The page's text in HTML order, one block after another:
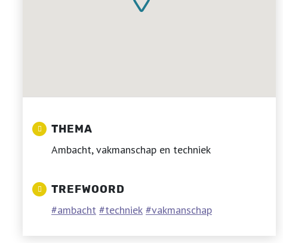
THEMA
Ambacht, vakmanschap en techniek
TREFWOORD
ambacht techniek vakmanschap